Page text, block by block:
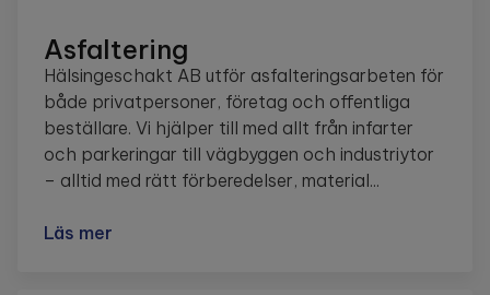
Asfaltering
Hälsingeschakt AB utför asfalteringsarbeten för
både privatpersoner, företag och offentliga
beställare. Vi hjälper till med allt från infarter
och parkeringar till vägbyggen och industriytor
– alltid med rätt förberedelser, material...
Läs mer